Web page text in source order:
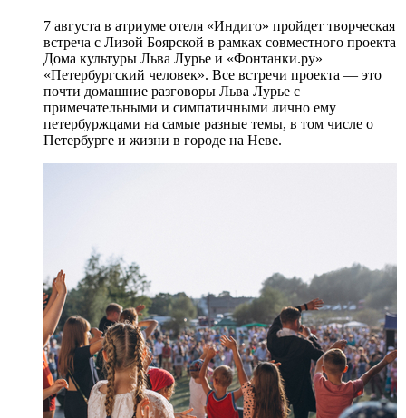
7 августа в атриуме отеля «Индиго» пройдет творческая
встреча с Лизой Боярской в рамках совместного проекта
Дома культуры Льва Лурье и «Фонтанки.ру»
«Петербургский человек». Все встречи проекта — это
почти домашние разговоры Льва Лурье с
примечательными и симпатичными лично ему
петербуржцами на самые разные темы, в том числе о
Петербурге и жизни в городе на Неве.